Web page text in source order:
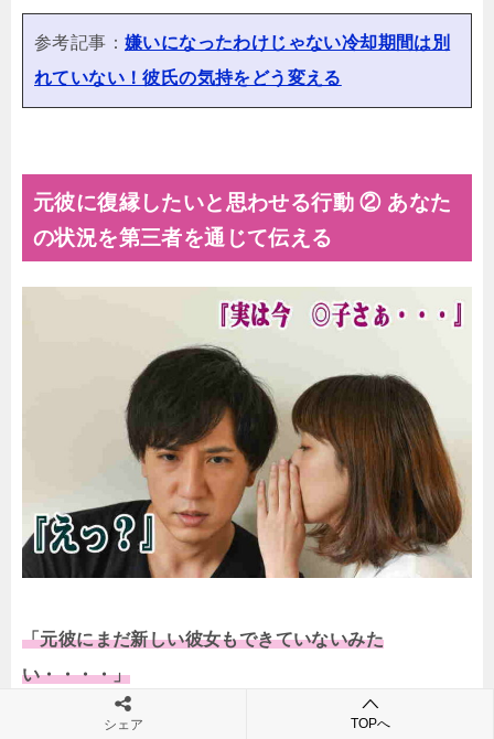
参考記事： 嫌いになったわけじゃない冷却期間は別
れていない！彼氏の気持をどう変える
元彼に復縁したいと思わせる行動 ② あなた
の状況を第三者を通じて伝える
「元彼にまだ新しい彼女もできていないみた
い・・・・」
それが確認できたのなら、あなたの今の状況をさりげ
シェア TOPへ